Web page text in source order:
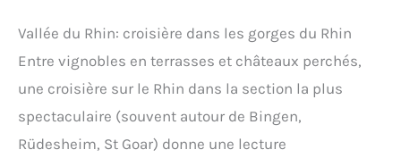
Vallée du Rhin: croisière dans les gorges du Rhin
Entre vignobles en terrasses et châteaux perchés,
une croisière sur le Rhin dans la section la plus
spectaculaire (souvent autour de Bingen,
Rüdesheim, St Goar) donne une lecture